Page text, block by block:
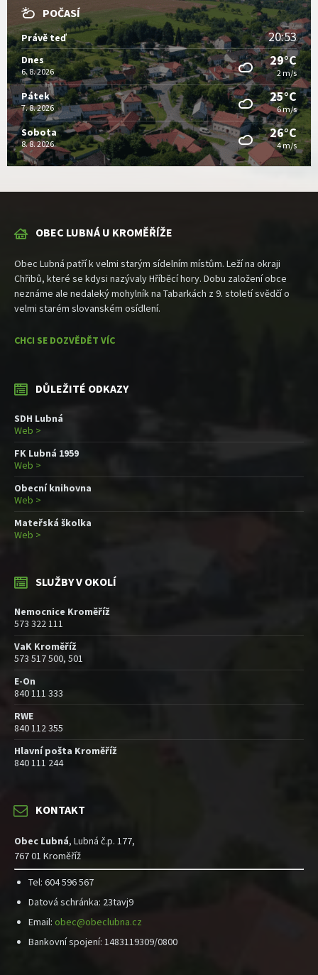
POČASÍ
Právě teď 20:53
Dnes
6. 8. 2026
29°C
2 m/s
Pátek
7. 8. 2026
25°C
6 m/s
Sobota
8. 8. 2026
26°C
4 m/s
OBEC LUBNÁ U KROMĚŘÍŽE
Obec Lubná patří k velmi starým sídelním místům. Leží na okraji
Chřibů, které se kdysi nazývaly Hříběcí hory. Dobu založení obce
neznáme ale nedaleký mohylník na Tabarkách z 9. století svědčí o
velmi starém slovanském osídlení.
CHCI SE DOZVĚDĚT VÍC
DŮLEŽITÉ ODKAZY
SDH Lubná
Web >
FK Lubná 1959
Web >
Obecní knihovna
Web >
Mateřská školka
Web >
SLUŽBY V OKOLÍ
Nemocnice Kroměříž
573 322 111
VaK Kroměříž
573 517 500, 501
E-On
840 111 333
RWE
840 112 355
Hlavní pošta Kroměříž
840 111 244
KONTAKT
Obec Lubná, Lubná č.p. 177,
767 01 Kroměříž
Tel: 604 596 567
Datová schránka: 23tavj9
Email: obec@obeclubna.cz
Bankovní spojení: 1483119309/0800